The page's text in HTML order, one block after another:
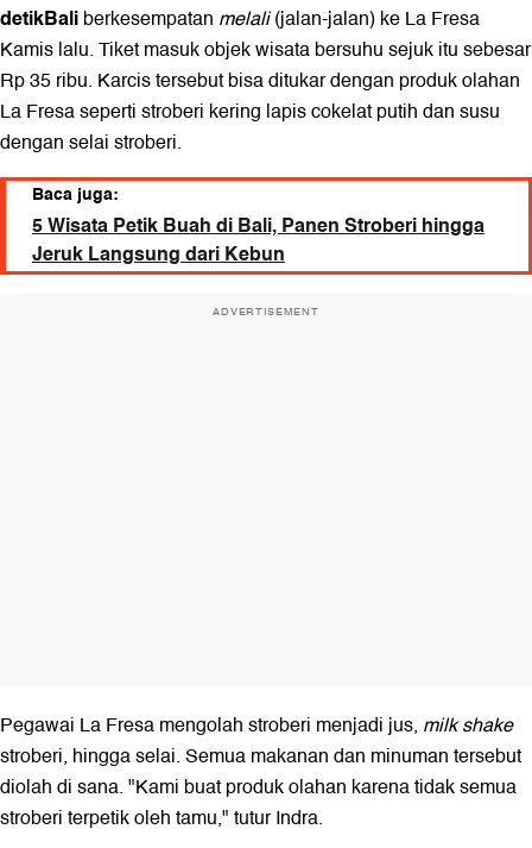
detikBaliberkesempatan melali(jalan-jalan) ke La Fresa
Kamis lalu. Tiket masuk objek wisata bersuhu sejuk itu sebesar
Rp 35 ribu. Karcis tersebut bisa ditukar dengan produk olahan
La Fresa seperti stroberi kering lapis cokelat putih dan susu
dengan selai stroberi.
Baca juga:
5 Wisata Petik Buah di Bali, Panen Stroberi hingga
Jeruk Langsung dari Kebun
ADVERTISEMENT
Pegawai La Fresa mengolah stroberi menjadi jus, milk shake
stroberi, hingga selai. Semua makanan dan minuman tersebut
diolah di sana. "Kami buat produk olahan karena tidak semua
stroberi terpetik oleh tamu," tutur Indra.